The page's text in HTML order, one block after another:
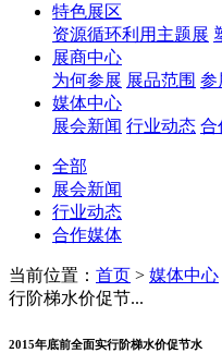
特色展区
资源循环利用主题展
展商中心
为何参展 展品范围 参
媒体中心
展会新闻 行业动态 合
全部
展会新闻
行业动态
合作媒体
当前位置： 首页 > 媒体中心
行阶梯水价促节...
2015年底前全面实行阶梯水价促节水